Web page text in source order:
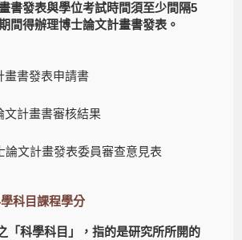
書發表與學位考試時間須至少間隔5
間得辦理博士論文計畫書發表。
畫書發表申請書
文計畫書審核結果
論文計畫發表委員審查意見表
科目課程學分
「科學科目」，指的是研究所所開的